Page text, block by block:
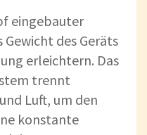
eingebauter
des Geräts
erleichtern. Das
trennt
Luft, um den
konstante